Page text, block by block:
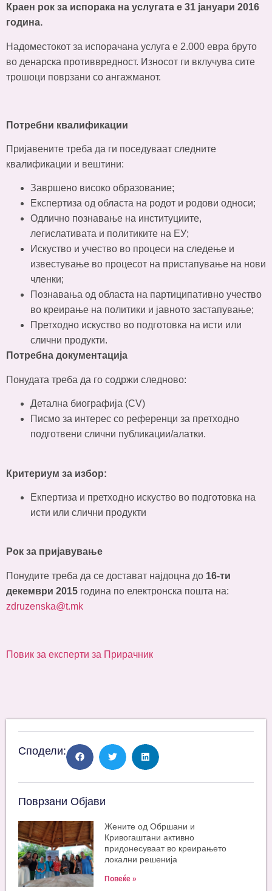
Краен рок за испорака на услугата е 31 јануари 2016
година.
Надоместокот за испорачана услуга е 2.000 евра бруто
во денарска противвредност. Износот ги вклучува сите
трошоци поврзани со ангажманот.
Потребни квалификации
Пријавените треба да ги поседуваат следните
квалификации и вештини:
Завршено високо образование;
Експертиза од областа на родот и родови односи;
Одлично познавање на институциите,
легислативата и политиките на ЕУ;
Искуство и учество во процеси на следење и
известување во процесот на пристапување на нови
членки;
Познавања од областа на партиципативно учество
во креирање на политики и јавното застапување;
Претходно искуство во подготовка на исти или
слични продукти.
Потребна документација
Понудата треба да го содржи следново:
Детална биографија (CV)
Писмо за интерес со референци за претходно
подготвени слични публикации/алатки.
Критериум за избор:
Екпертиза и претходно искуство во подготовка на
исти или слични продукти
Рок за пријавување
Понудите треба да се достават најдоцна до 16-ти
декември 2015 година по електронска пошта на:
zdruzenska@t.mk
Повик за експерти за Прирачник
Сподели:
Поврзани Објави
Жените од Обршани и
Кривогаштани активно
придонесуваат во креирањето
локални решенија
Повеќе »